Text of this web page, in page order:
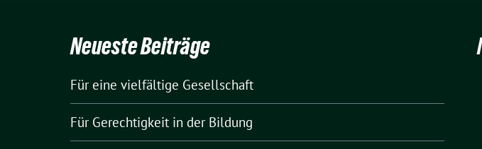
Neueste Beiträge
Für eine vielfältige Gesellschaft
Für Gerechtigkeit in der Bildung